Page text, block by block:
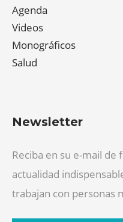
Agenda
Videos
Monográficos
Salud
Newsletter
Reciba en su e-mail
actualidad
trabajan con personas